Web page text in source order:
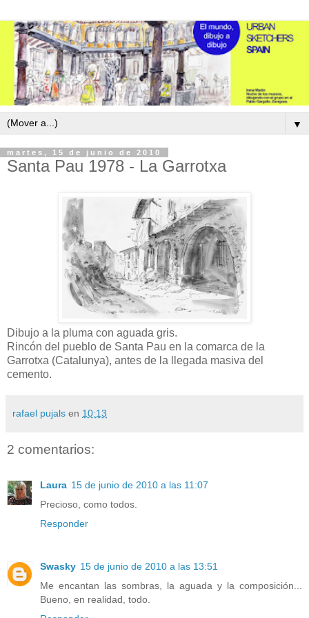
▼
martes, 15 de junio de 2010
Santa Pau 1978 - La Garrotxa
Dibujo a la pluma con aguada gris.
Rincón del pueblo de Santa Pau en la comarca de la
Garrotxa (Catalunya), antes de la llegada masiva del
cemento.
rafael pujals en 10:13
2 comentarios:
Laura 15 de junio de 2010 a las 11:07
Precioso, como todos.
Responder
Swasky 15 de junio de 2010 a las 13:51
Me encantan las sombras, la aguada y la composición...
Bueno, en realidad, todo.